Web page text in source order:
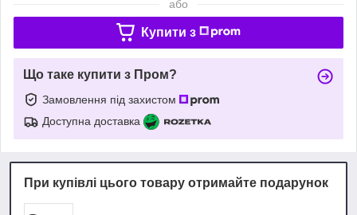
або
Купити з
Що таке купити з Пром?
Замовлення під захистом
Доступна доставка
При купівлі цього товару отримайте подарунок